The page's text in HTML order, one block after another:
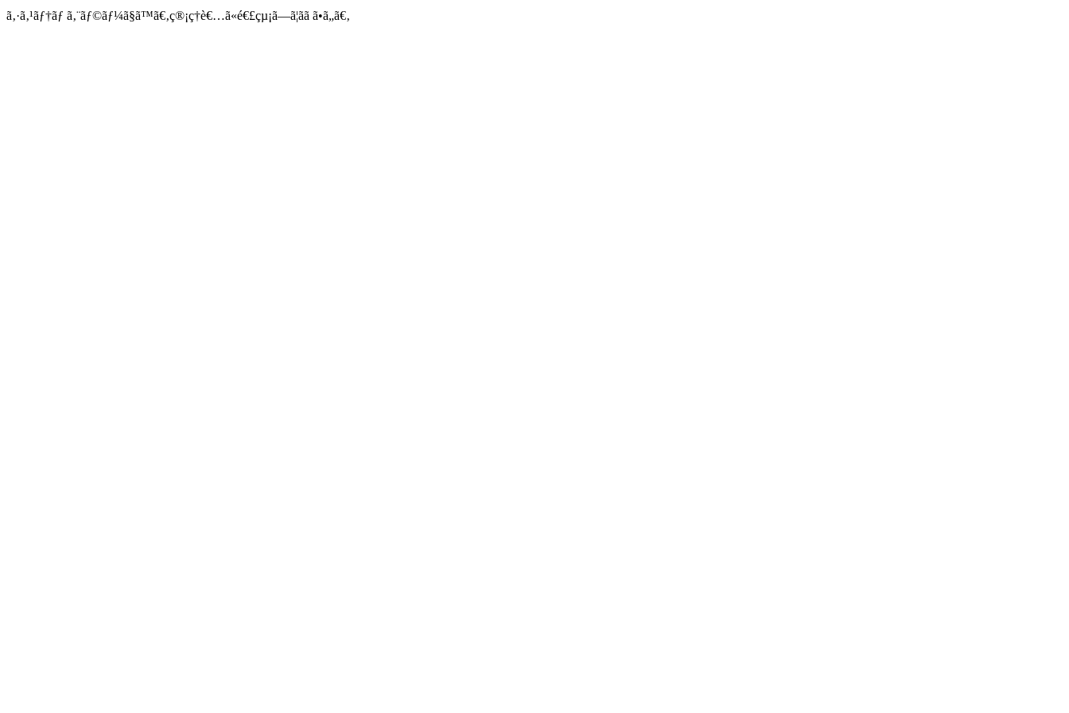
ã‚·ã‚¹ãƒ†ãƒ ã‚¨ãƒ©ãƒ¼ã§ã™ã€‚ç®¡ç†è€…ã«é€£çµ¡ã—ã¦ãã ã•ã„ã€‚